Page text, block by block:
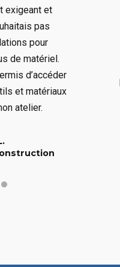
exigeant et
pas
pour
de matériel.
d’accéder
et matériaux
atelier.